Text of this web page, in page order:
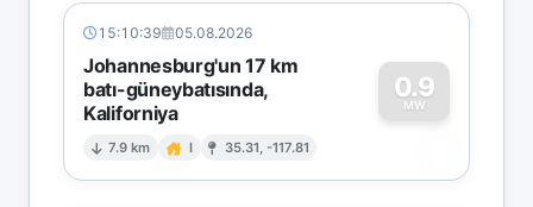
15:10:39 05.08.2026
Johannesburg'un 17 km
batı-güneybatısında,
Kaliforniya
7.9 km I 35.31, -117.81
0.9
MW
0